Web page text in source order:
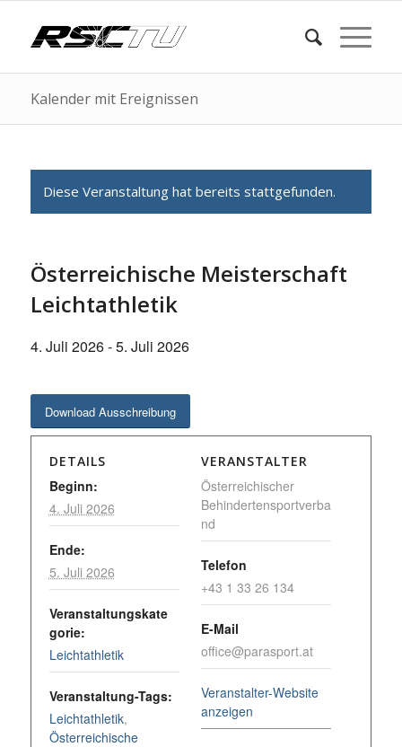
Kalender mit Ereignissen
Diese Veranstaltung hat bereits stattgefunden.
Österreichische Meisterschaft
Leichtathletik
4. Juli 2026-5. Juli 2026
Download Ausschreibung
DETAILS
Beginn:
4. Juli 2026
Ende:
5. Juli 2026
Veranstaltungskate
gorie:
Leichtathletik
Veranstaltung-Tags:
Leichtathletik,
Österreichische
VERANSTALTER
Österreichischer
Behindertensportverba
nd
Telefon
+43 1 33 26 134
E-Mail
office@parasport.at
Veranstalter-Website
anzeigen